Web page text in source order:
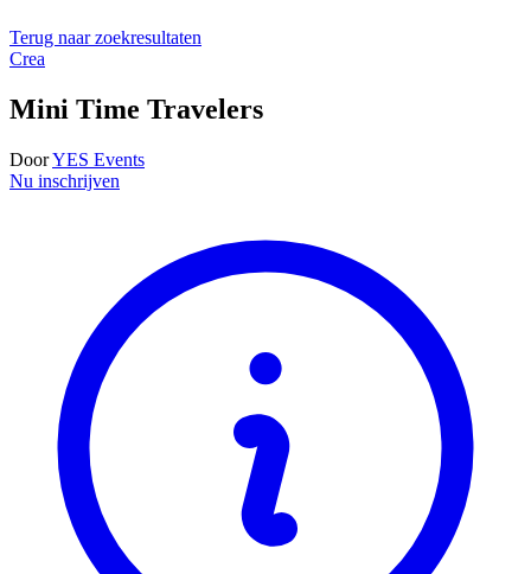
Terug naar zoekresultaten
Crea
Mini Time Travelers
DoorYES Events
Nu inschrijven